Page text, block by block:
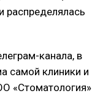
распределялась
канала, в
самой клиники и
«Стоматология»